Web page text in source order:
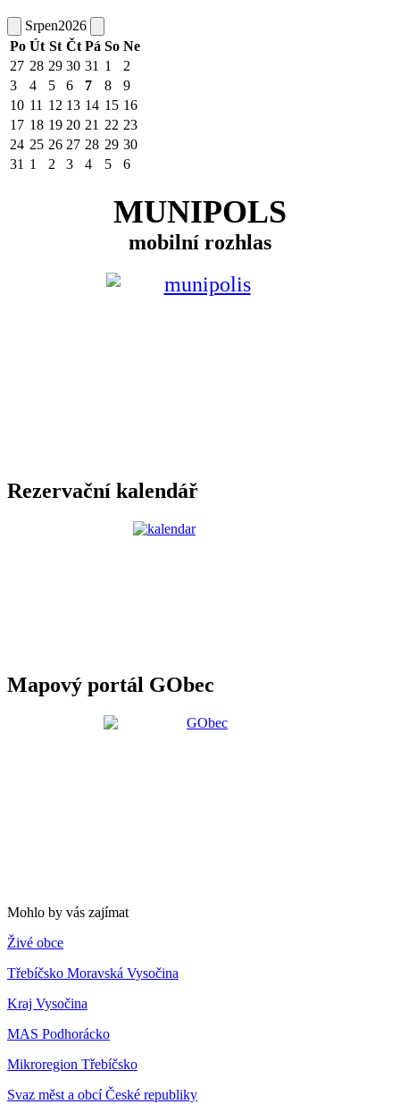
Srpen2026
Po Út St Čt Pá So Ne
27 28 29 30 31 1
2
3
4 5 6 7 8
9
10 11 12 13 14 15 16
17 18 19 20 21 22 23
24 25 26 27 28 29 30
31 1 2 3 4 5 6
MUNIPOLS
mobilní rozhlas
Rezervační kalendář
Mapový portál GObec
Mohlo by vás zajímat
Živé obce
Třebíčsko Moravská Vysočina
Kraj Vysočina
MAS Podhorácko
Mikroregion Třebíčsko
Svaz měst a obcí České republiky